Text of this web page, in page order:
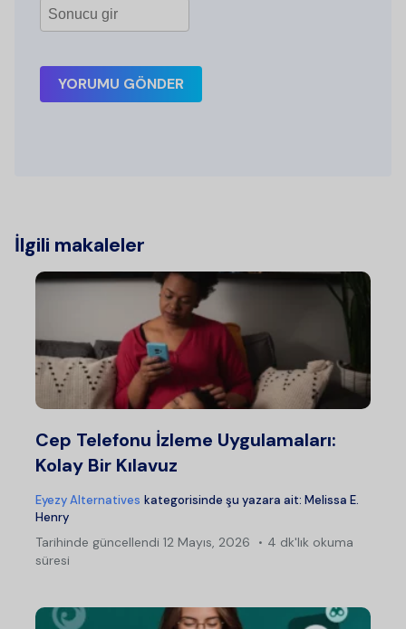
YORUMU GÖNDER
İlgili makaleler
Cep Telefonu İzleme Uygulamaları:
Kolay Bir Kılavuz
Eyezy Alternatives kategorisinde şu yazara ait: Melissa E.
Henry
Tarihinde güncellendi 12 Mayıs, 2026
4 dk'lık okuma
süresi